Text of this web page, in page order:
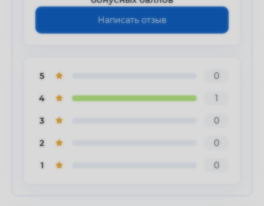
Написать отзыв
5 0
4 1
3 0
2 0
1 0